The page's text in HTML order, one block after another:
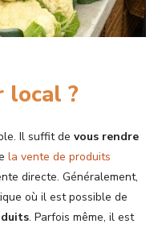
local ?
Il suffit de vous rendre
la vente de produits
directe. Généralement,
où il est possible de
. Parfois même, il est